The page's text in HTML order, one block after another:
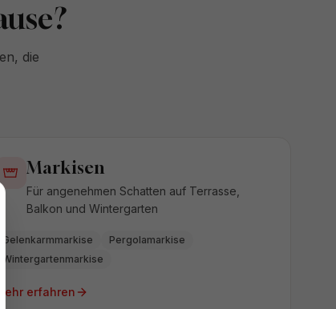
die
Markisen
Für angenehmen Schatten auf Terrasse,
Balkon und Wintergarten
Gelenkarmmarkise
Pergolamarkise
Wintergartenmarkise
Mehr erfahren